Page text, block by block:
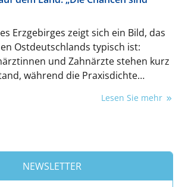
Erzgebirges zeigt sich ein Bild, das
Ostdeutschlands typisch ist:
und Zahnärzte stehen kurz
während die Praxisdichte
das eine Chance. Sie entschied
in der Kinder- und
Lesen Sie mehr
NEWSLETTER